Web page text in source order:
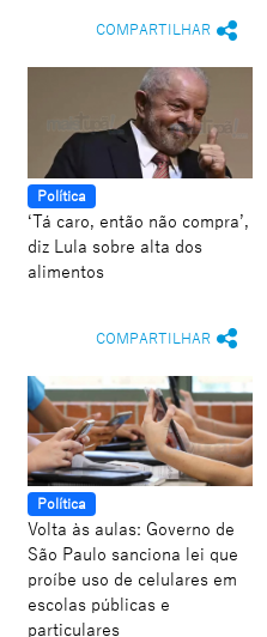
COMPARTILHAR
Política
‘Tá caro, então não compra’,
diz Lula sobre alta dos
alimentos
COMPARTILHAR
Política
Volta às aulas: Governo de
São Paulo sanciona lei que
proíbe uso de celulares em
escolas públicas e
particulares